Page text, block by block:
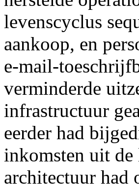
levenscyclus
aankoop, en
e-mail-
verminderde
infrastructuur
eerder had
inkomsten uit de
architectuur had